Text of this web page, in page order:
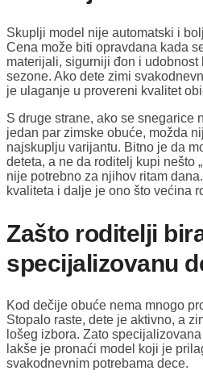
Skuplji model nije automatski i
Cena može biti opravdana kada
materijali, sigurniji đon i udobnost
sezone. Ako dete zimi
je ulaganje u provereni kvalitet
S druge strane, ako se snegarice
jedan par zimske obuće, možda
najskuplju varijantu. Bitno je da
deteta, a ne da roditelj kupi nešto
nije potrebno za njihov ritam
kvaliteta i dalje je ono što većina
Zašto roditelji
specijalizovanu
Kod dečije obuće nema mnogo
Stopalo raste, dete je aktivno, a
lošeg izbora. Zato
lakše je pronaći model koji je
svakodnevnim potrebama dece.